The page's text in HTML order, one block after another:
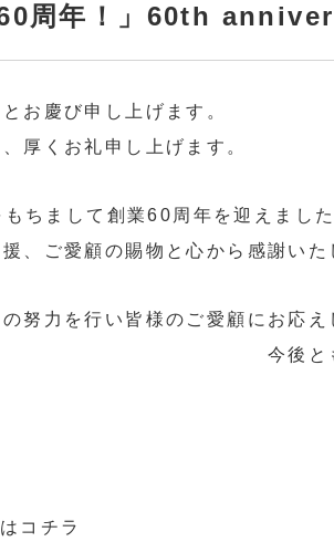
60周年！」60th
お慶び申し上げます。
厚くお礼申し上げます。
ちまして創業60周年を迎えました
、ご愛顧の賜物と心から感謝いた
努力を行い皆様のご愛顧にお応え
なにとぞご支援ご
コチラ